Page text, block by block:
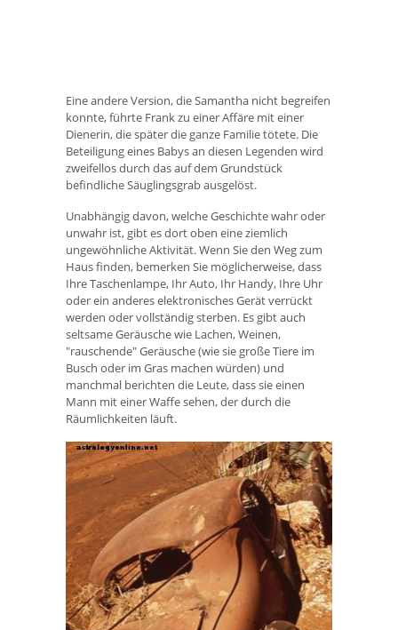
Eine andere Version, die Samantha nicht begreifen
konnte, führte Frank zu einer Affäre mit einer
Dienerin, die später die ganze Familie tötete. Die
Beteiligung eines Babys an diesen Legenden wird
zweifellos durch das auf dem Grundstück
befindliche Säuglingsgrab ausgelöst.
Unabhängig davon, welche Geschichte wahr oder
unwahr ist, gibt es dort oben eine ziemlich
ungewöhnliche Aktivität. Wenn Sie den Weg zum
Haus finden, bemerken Sie möglicherweise, dass
Ihre Taschenlampe, Ihr Auto, Ihr Handy, Ihre Uhr
oder ein anderes elektronisches Gerät verrückt
werden oder vollständig sterben. Es gibt auch
seltsame Geräusche wie Lachen, Weinen,
"rauschende" Geräusche (wie sie große Tiere im
Busch oder im Gras machen würden) und
manchmal berichten die Leute, dass sie einen
Mann mit einer Waffe sehen, der durch die
Räumlichkeiten läuft.